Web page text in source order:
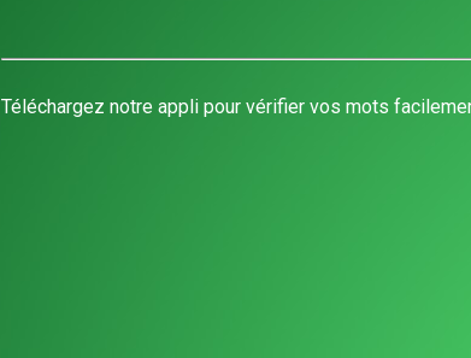
Téléchargez notre appli pour vérifier vos mots